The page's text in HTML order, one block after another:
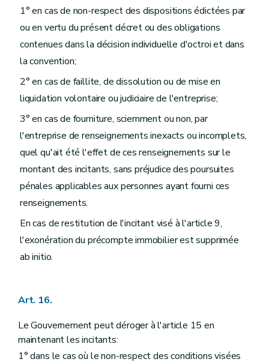
1° en cas de non-respect des dispositions édictées par
ou en vertu du présent décret ou des obligations
contenues dans la décision individuelle d'octroi et dans
la convention;
2° en cas de faillite, de dissolution ou de mise en
liquidation volontaire ou judiciaire de l'entreprise;
3° en cas de fourniture, sciemment ou non, par
l'entreprise de renseignements inexacts ou incomplets,
quel qu'ait été l'effet de ces renseignements sur le
montant des incitants, sans préjudice des poursuites
pénales applicables aux personnes ayant fourni ces
renseignements.
En cas de restitution de l'incitant visé à l'article 9,
l'exonération du précompte immobilier est supprimée
ab initio.
Art. 16.
Le Gouvernement peut déroger à l'article 15 en
maintenant les incitants:
1° dans le cas où le non-respect des conditions visées